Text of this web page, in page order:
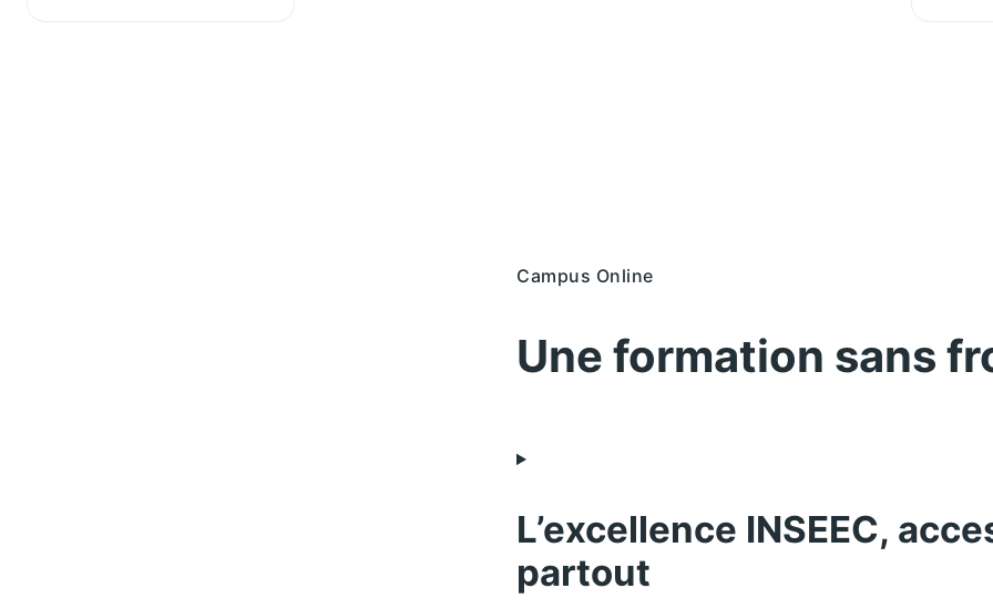
Campus Online
Une formation sans
L’excellence INSEEC,
partout